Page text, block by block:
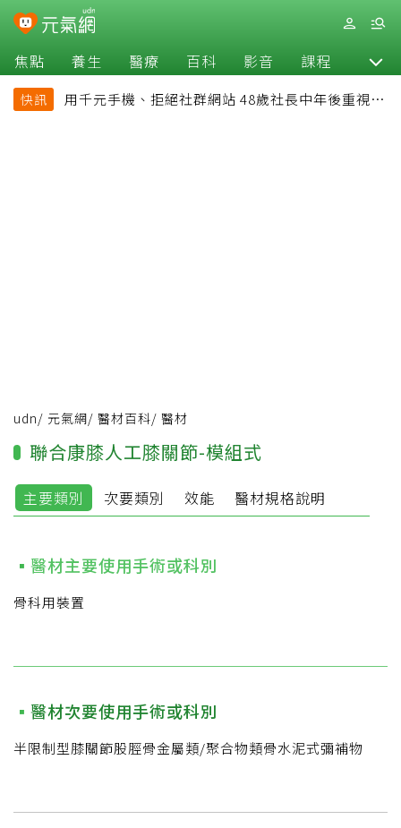
焦點 養生 醫療 百科 影音 課程 退休
快訊
用千元手機、拒絕社群網站 48歲社長中年後重視和
udn/ 元氣網/ 醫材百科/ 醫材
聯合康膝人工膝關節-模組式
主要類別 次要類別 效能 醫材規格說明
醫材主要使用手術或科別
骨科用裝置
醫材次要使用手術或科別
半限制型膝關節股脛骨金屬類/聚合物類骨水泥式彌補物